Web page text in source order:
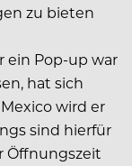
zu bieten
ein Pop-up war
hat sich
wird er
sind hierfür
Öffnungszeit